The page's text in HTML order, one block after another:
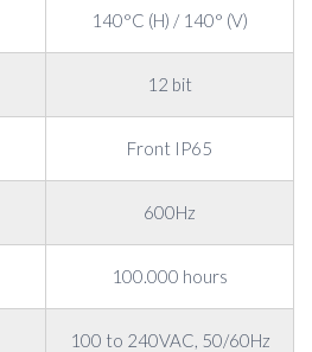
140°C (H) / 140° (V)
12 bit
Front IP65
600Hz
100.000 hours
100 to 240VAC, 50/60Hz